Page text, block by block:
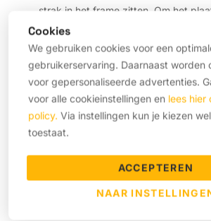
Cookies
We gebruiken cookies voor een
gebruikerservaring. Daarnaast worden
voor gepersonaliseerde advertenties.
voor alle cookieinstellingen en lees hier
policy. Via instellingen kun je kiezen
toestaat.
ACCEPTEREN
NAAR
strak in het frame zitten. Om het
van de lattenbodem wat eenvoudiger
in de lengte als de breedte een paar
weggelaten.
Speling voor de bed design:net als
bedden er in allerlei soorten en
dat het ene bedframe soms net wat
dat de designers van een bed in de
afmetingen is er gekozen voor een